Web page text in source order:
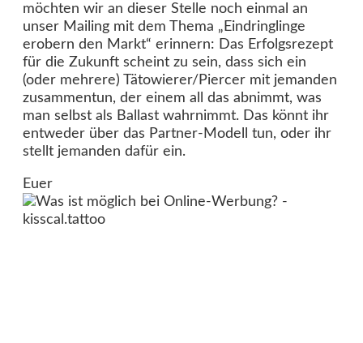
möchten wir an dieser Stelle noch einmal an
unser Mailing mit dem Thema „Eindringlinge
erobern den Markt“ erinnern: Das Erfolgsrezept
für die Zukunft scheint zu sein, dass sich ein
(oder mehrere) Tätowierer/Piercer mit jemanden
zusammentun, der einem all das abnimmt, was
man selbst als Ballast wahrnimmt. Das könnt ihr
entweder über das Partner-Modell tun, oder ihr
stellt jemanden dafür ein.
Euer